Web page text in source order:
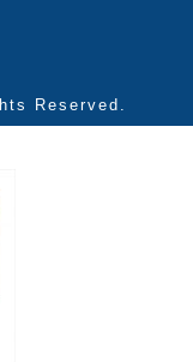
Reserved.